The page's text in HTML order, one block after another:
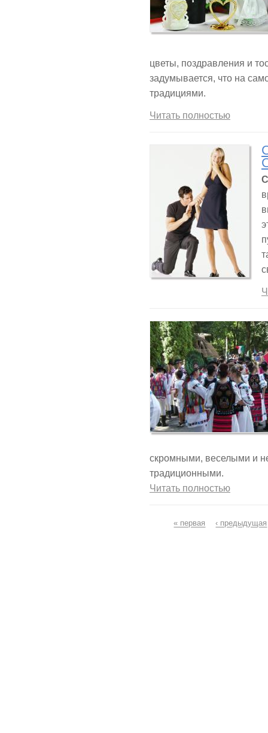
цветы, поздравления и
задумывается, что на
традициями.
Читать полностью
скромными, веселыми и
традиционными.
Читать полностью
Страницы
« первая ‹ предыдущая